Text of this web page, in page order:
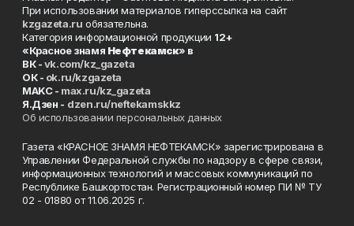
При использовании материалов гиперссылка на сайт
kzgazeta.ru обязательна.
Категория информационной продукции 12+
«Красное знамя Нефтекамск» в
ВК -vk.com/kz_gazeta
ОК - ok.ru/kzgazeta
MAKC - max.ru/kz_gazeta
Я.Дзен - dzen.ru/neftekamskkz
Об использовании персональных данных
Газета «КРАСНОЕ ЗНАМЯ НЕФТЕКАМСК» зарегистрирована в
Управлении Федеральной службы по надзору в сфере связи,
информационных технологий и массовых коммуникаций по
Республике Башкортостан. Регистрационный номер ПИ № ТУ
02 - 01880 от 11.06.2025 г.